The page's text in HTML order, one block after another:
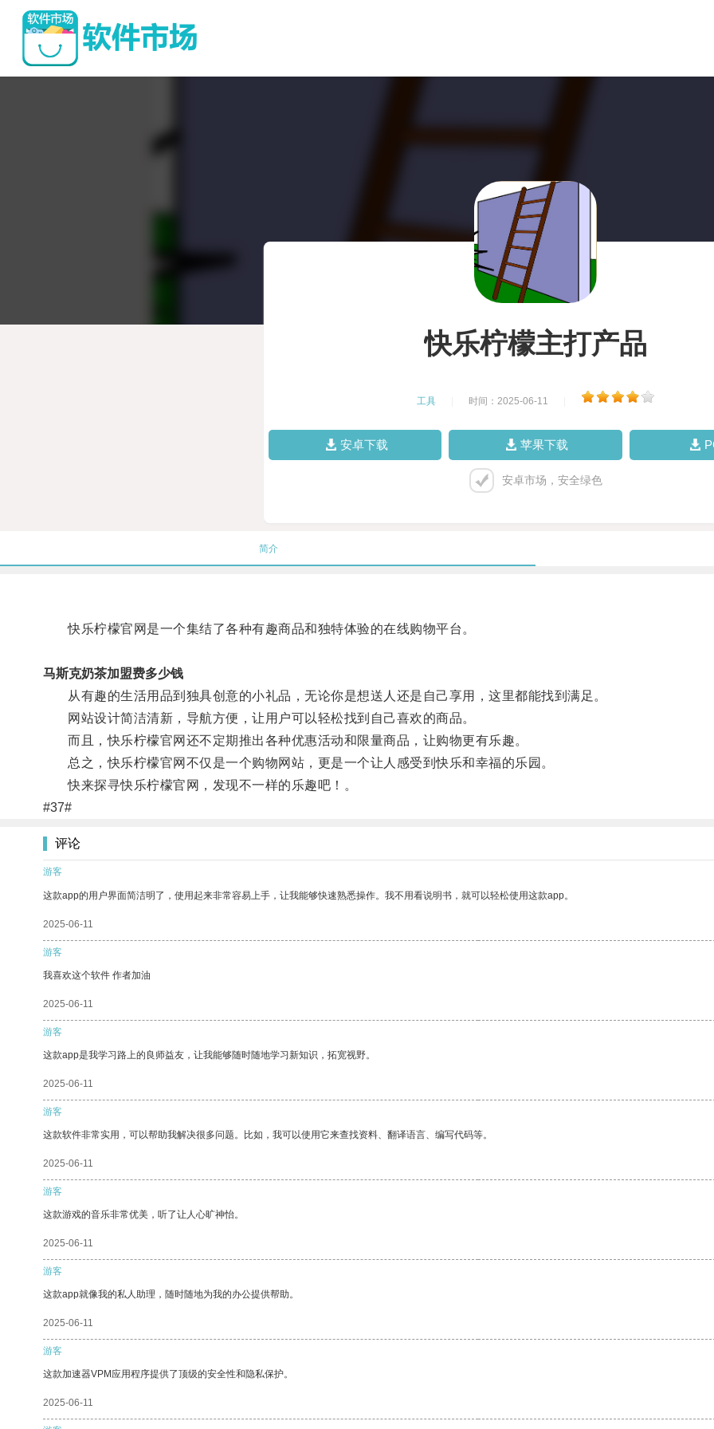
快乐柠檬主打产品
工具 时间：2025-06-11
安卓下载 苹果下载
安卓市场，安全绿色
简介
快乐柠檬官网是一个集结了各种有趣商品和独特体验的在线购物平台。
马斯克奶茶加盟费多少钱
从有趣的生活用品到独具创意的小礼品，无论你是想送人还是自己享用，这里都能找到满足。
网站设计简洁清新，导航方便，让用户可以轻松找到自己喜欢的商品。
而且，快乐柠檬官网还不定期推出各种优惠活动和限量商品，让购物更有乐趣。
总之，快乐柠檬官网不仅是一个购物网站，更是一个让人感受到快乐和幸福的乐园。
快来探寻快乐柠檬官网，发现不一样的乐趣吧！。
#37#
评论
游客
这款app的用户界面简洁明了，使用起来非常容易上手，让我能够快速熟悉操作。我不用看说明书，就可以轻松使用这款app。
2025-06-11
游客
我喜欢这个软件 作者加油
2025-06-11
游客
这款app是我学习路上的良师益友，让我能够随时随地学习新知识，拓宽视野。
2025-06-11
游客
这款软件非常实用，可以帮助我解决很多问题。比如，我可以使用它来查找资料、翻译语言、编写代码等。
2025-06-11
游客
这款游戏的音乐非常优美，听了让人心旷神怡。
2025-06-11
游客
这款app就像我的私人助理，随时随地为我的办公提供帮助。
2025-06-11
游客
这款加速器VPM应用程序提供了顶级的安全性和隐私保护。
2025-06-11